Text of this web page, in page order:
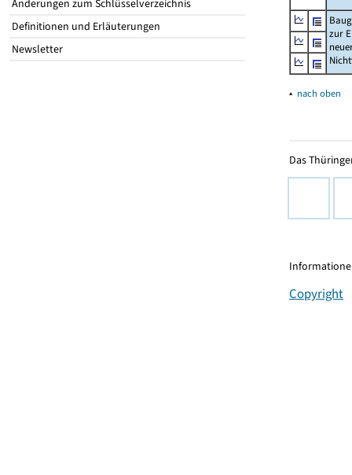
Änderungen zum Schlüsselverzeichnis
Definitionen und Erläuterungen
Newsletter
zur
▴ nach oben
Das
Copyright